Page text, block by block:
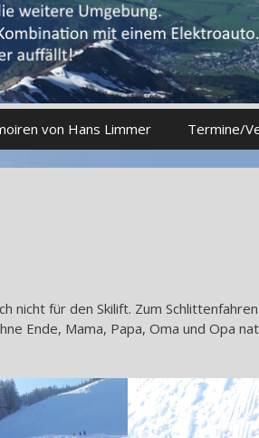
von Hans Limmer Termine/
nicht für den Skilift. Zum
Ende, Mama, Papa, Oma und Opa